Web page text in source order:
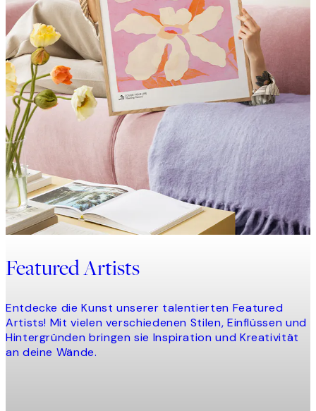
Featured Artists
Entdecke die Kunst unserer talentierten Featured
Artists! Mit vielen verschiedenen Stilen, Einflüssen und
Hintergründen bringen sie Inspiration und Kreativität
an deine Wände.